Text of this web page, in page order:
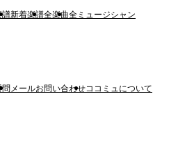
譜新着楽譜全楽曲全ミュージシャン
問 メールお問い合わせココミュについて